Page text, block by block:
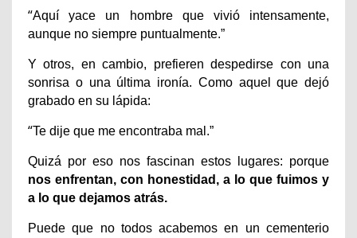
“Aquí yace un hombre que vivió intensamente,
aunque no siempre puntualmente.”
Y otros, en cambio, prefieren despedirse con una
sonrisa o una última ironía. Como aquel que dejó
grabado en su lápida:
“Te dije que me encontraba mal.”
Quizá por eso nos fascinan estos lugares: porque
nos enfrentan, con honestidad, a lo que fuimos y
a lo que dejamos atrás.
Puede que no todos acabemos en un cementerio